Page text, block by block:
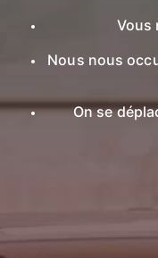
Vous
Nous nous
On se